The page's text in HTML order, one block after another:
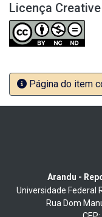
Licença
Página do item
Arandu -
Universidade Federal
Rua Dom